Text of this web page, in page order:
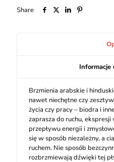
Share
Informacje
Brzmienia arabskie i
nawet niechętne czy
życia czy pracy – biodra i
zaprasza do ruchu,
przepływu energii i
się w sposób niezależny, a
ruchem. Nie sposób
rozbrzmiewają dźwięki tej